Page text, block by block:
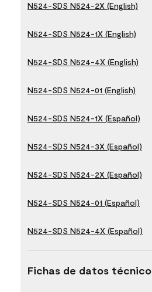
N524-SDS N524-2X (English)
N524-SDS N524-1X (English)
N524-SDS N524-4X (English)
N524-SDS N524-01 (English)
N524-SDS N524-1X (Español)
N524-SDS N524-3X (Español)
N524-SDS N524-2X (Español)
N524-SDS N524-01 (Español)
N524-SDS N524-4X (Español)
Fichas de datos